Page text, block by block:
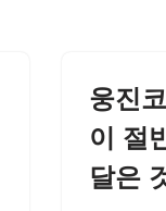
웅진
이 절
달은